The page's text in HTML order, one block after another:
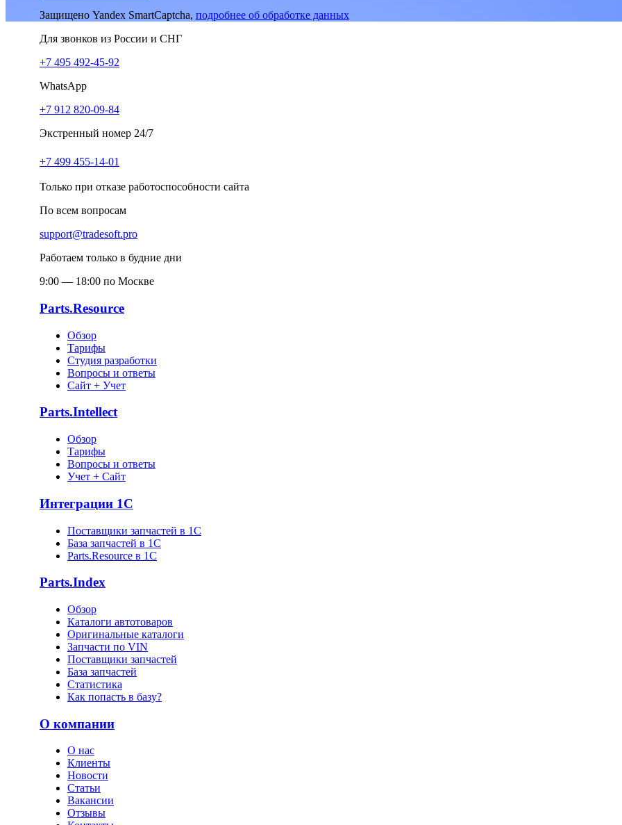
Защищено Yandex SmartCaptcha, подробнее об обработке данных
Для звонков из России и СНГ
+7 495 492-45-92
WhatsApp
+7 912 820-09-84
Экстренный номер 24/7
+7 499 455-14-01
Только при отказе работоспособности сайта
По всем вопросам
support@tradesoft.pro
Работаем только в будние дни
9:00 — 18:00 по Москве
Parts.Resource
Обзор
Тарифы
Студия разработки
Вопросы и ответы
Сайт + Учет
Parts.Intellect
Обзор
Тарифы
Вопросы и ответы
Учет + Сайт
Интеграции 1С
Поставщики запчастей в 1C
База запчастей в 1С
Parts.Resource в 1C
Parts.Index
Обзор
Каталоги автотоваров
Оригинальные каталоги
Запчасти по VIN
Поставщики запчастей
База запчастей
Статистика
Как попасть в базу?
О компании
О нас
Клиенты
Новости
Статьи
Вакансии
Отзывы